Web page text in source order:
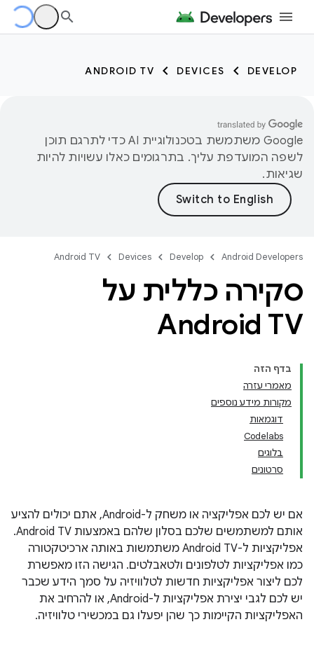
DEVELOP
DEVICES
ANDROID TV
‫Google משתמשת בטכנולוגיית AI כדי לתרגם תוכן
לשפה המועדפת עליך. בתרגומים כאלו עשויות להיות
שגיאות.
Android Developers
Develop
Devices
Android TV
סקירה כללית על
Android TV
בדף הזה
מאמרי עזרה
מקורות מידע נוספים
דוגמאות
Codelabs
בלוגים
סרטונים
אם יש לכם אפליקציה או משחק ל-Android, אתם יכולים להציע
אותם למשתמשים שלכם בסלון שלהם באמצעות Android TV.
אפליקציות ל-Android TV משתמשות באותה ארכיטקטורה
כמו אפליקציות לטלפונים ולטאבלטים. הגישה הזו מאפשרת
לכם ליצור אפליקציות חדשות לטלוויזיה על סמך הידע שכבר
יש לכם לגבי יצירת אפליקציות ל-Android, או להרחיב את
האפליקציות הקיימות כך שהן יפעלו גם במכשירי טלוויזיה.